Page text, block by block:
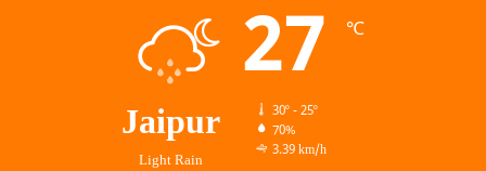
Jaipur
Light Rain
27 ℃
30º - 25º
70%
3.39 km/h